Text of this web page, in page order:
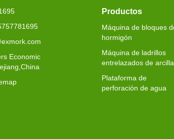
Economic
Productos
Máquina de bloques
hormigón
Máquina de ladrillos
entrelazados de arcilla
Plataforma de
perforación de agua